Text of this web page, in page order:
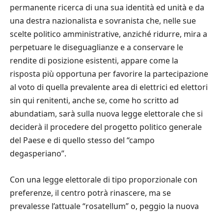
permanente ricerca di una sua identità ed unità e da
una destra nazionalista e sovranista che, nelle sue
scelte politico amministrative, anziché ridurre, mira a
perpetuare le diseguaglianze e a conservare le
rendite di posizione esistenti, appare come la
risposta più opportuna per favorire la partecipazione
al voto di quella prevalente area di elettrici ed elettori
sin qui renitenti, anche se, come ho scritto ad
abundatiam, sarà sulla nuova legge elettorale che si
deciderà il procedere del progetto politico generale
del Paese e di quello stesso del “campo
degasperiano”.
Con una legge elettorale di tipo proporzionale con
preferenze, il centro potrà rinascere, ma se
prevalesse l’attuale “rosatellum” o, peggio la nuova